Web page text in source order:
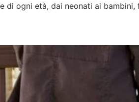
di ogni età, dai neonati ai